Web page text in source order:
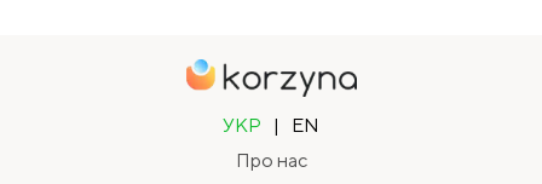
УКР |
EN
Про нас